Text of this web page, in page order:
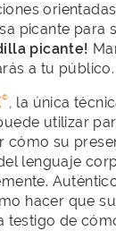
picante para
picante!
a tu público.
© , la única
utilizar
cómo su
lenguaje
hacer que
testigo de